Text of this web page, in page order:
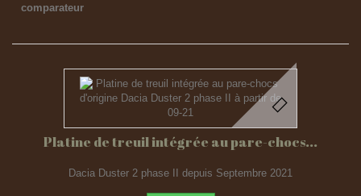
comparateur
Platine de treuil intégrée au pare-chocs...
Dacia Duster 2 phase II depuis Septembre 2021